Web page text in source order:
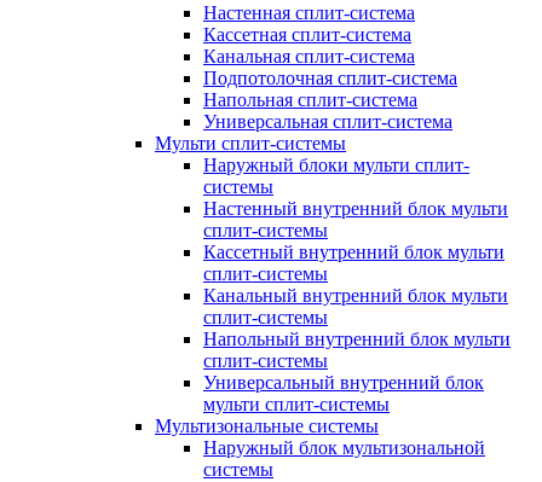
Настенная сплит-система
Кассетная сплит-система
Канальная сплит-система
Подпотолочная сплит-система
Напольная сплит-система
Универсальная сплит-система
Мульти сплит-системы
Наружный блоки мульти сплит-
системы
Настенный внутренний блок мульти
сплит-системы
Кассетный внутренний блок мульти
сплит-системы
Канальный внутренний блок мульти
сплит-системы
Напольный внутренний блок мульти
сплит-системы
Универсальный внутренний блок
мульти сплит-системы
Мультизональные системы
Наружный блок мультизональной
системы